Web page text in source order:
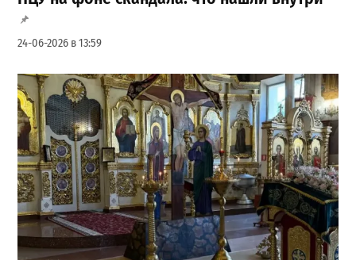
24-06-2026 в 13:59